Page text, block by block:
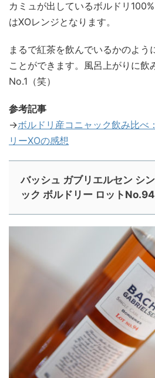
カミュが出しているボルドリ
はXOレンジとなります。
まるで紅茶を飲んでいるかのよう
ことができます。風呂上がりに飲
No.1（笑）
参考記事
→ボルドリ産コニャック飲み比
リーXOの感想
バッシュ ガブリエルセン シ
ック ボルドリー ロットNo.94